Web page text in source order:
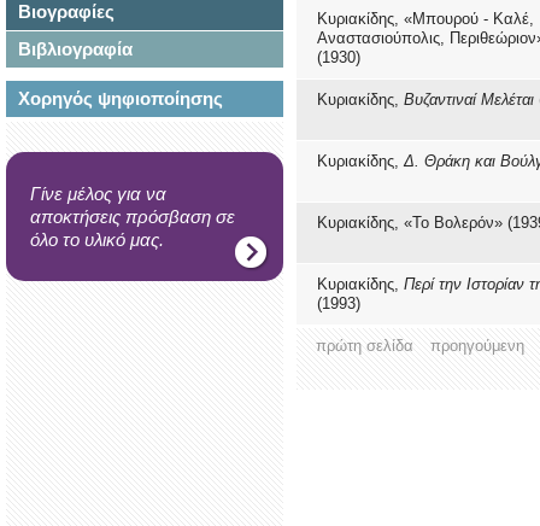
Βιογραφίες
Βιβλιογραφία
Χορηγός ψηφιοποίησης
Γίνε μέλος για να
αποκτήσεις πρόσβαση σε
όλο το υλικό μας.
Κυριακίδης, «Μπουρού - Καλέ,
Αναστασιούπολις,
(1930)
Κυριακίδης, Βυζαντιναί Μελέται
Κυριακίδης,Δ. Θράκη και
Κυριακίδης, «Το Βολερόν»
Κυριακίδης, Περί την Ιστορίαν
(1993)
πρώτη σελίδα προηγούμενη